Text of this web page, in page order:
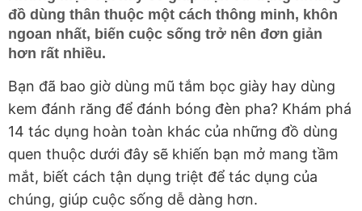
đồ dùng thân thuộc một cách thông minh, khôn
ngoan nhất, biến cuộc sống trở nên đơn giản
hơn rất nhiều.
Bạn đã bao giờ dùng mũ tắm bọc giày hay dùng
kem đánh răng để đánh bóng đèn pha? Khám phá
14 tác dụng hoàn toàn khác của những đồ dùng
quen thuộc dưới đây sẽ khiến bạn mở mang tầm
mắt, biết cách tận dụng triệt để tác dụng của
chúng, giúp cuộc sống dễ dàng hơn.